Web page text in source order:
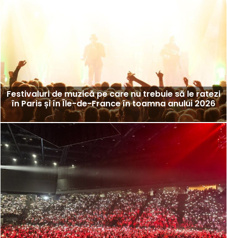
Festivaluri de muzică pe care nu trebuie să le ratezi
în Paris și în Île-de-France în toamna anului 2026